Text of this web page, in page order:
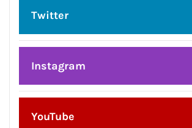
Twitter
Instagram
YouTube